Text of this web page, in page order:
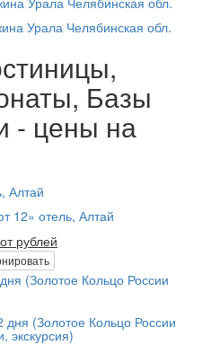
Урала Челябинская обл.
Базы
- цены на
12» отель, Алтай
рублей
дня (Золотое Кольцо России
экскурсия)